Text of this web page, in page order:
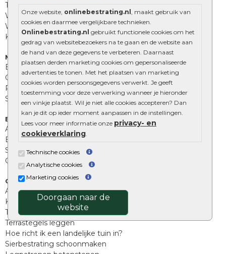
Onze website, onlinebestrating.nl , maakt gebruik van
cookies en daarmee vergelijkbare technieken.
Onlinebestrating.nl gebruikt functionele cookies om het
gedrag van websitebezoekers na te gaan en de website aan
de hand van deze gegevens te verbeteren. Daarnaast
plaatsen derden marketing cookies om gepersonaliseerde
advertenties te tonen. Met het plaatsen van marketing
cookies worden persoonsgegevens verwerkt. Je geeft
toestemming voor deze verwerking wanneer je hieronder
een vinkje plaatst. Wil je niet alle cookies accepteren? Dan
kan je dit op ieder moment aanpassen in de instellingen.
Lees voor meer informatie onze privacy- en
cookieverklaring.
Technische cookies
Analytische cookies
Marketing cookies
Doorgaan naar de
website
Tuinstenen
Waalformaat
Wildverband bestrating
Kingstones
Muurelementen
Betonbielzen
Opsluitbanden
Palissades
Stapelblokken
Extra benodigdheden
Afwatering en diversen
Beplantings en betonelementen
Split, grind en zand
Oprit tegels
Overig
Aanbiedingen
Kunstgras
Tuintegels outlet
Terrastegels leggen
Hoe richt ik een landelijke tuin in?
Sierbestrating schoonmaken